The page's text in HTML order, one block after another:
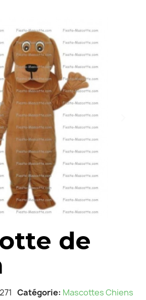
de
Catégorie Mascottes Chiens